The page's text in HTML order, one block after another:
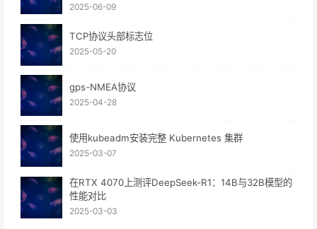
2025-06-09
TCP协议头部标志位
2025-05-20
gps-NMEA协议
2025-04-28
使用kubeadm安装完整 Kubernetes 集群
2025-03-07
在RTX 4070上测评DeepSeek-R1：14B与32B模型的
性能对比
2025-03-03